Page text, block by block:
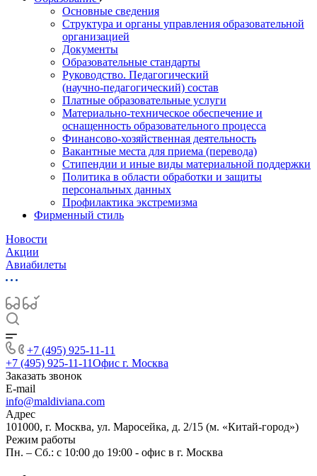
Основные сведения
Структура и органы управления образовательной
организацией
Документы
Образовательные стандарты
Руководство. Педагогический
(научно‑педагогический) состав
Платные образовательные услуги
Материально-техническое обеспечение и
оснащенность образовательного процесса
Финансово-хозяйственная деятельность
Вакантные места для приема (перевода)
Стипендии и иные виды материальной поддержки
Политика в области обработки и защиты
персональных данных
Профилактика экстремизма
Фирменный стиль
Новости
Акции
Авиабилеты
+7 (495) 925-11-11
+7 (495) 925-11-11Офис г. Москва
Заказать звонок
E-mail
info@maldiviana.com
Адрес
101000, г. Москва, ул. Маросейка, д. 2/15 (м. «Китай-город»)
Режим работы
Пн. – Сб.: с 10:00 до 19:00 - офис в г. Москва